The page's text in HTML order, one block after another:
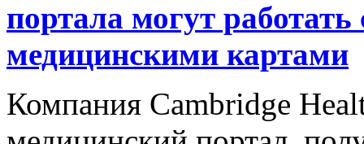
портала могут
медицинскими картами
Компания Cambridge